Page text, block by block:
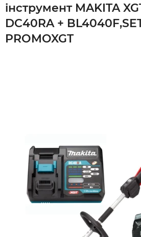
інструмент MAKITA
DC40RA +
PROMOXGT